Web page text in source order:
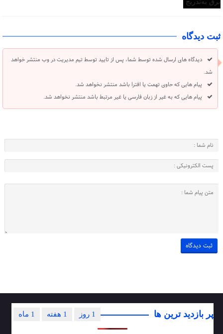
ثبت دیدگاه
دیدگاه های ارسال شده توسط شما، پس از تایید توسط تیم مدیریت در وب منتشر خواهد
شد.
پیام هایی که حاوی تهمت یا افترا باشد منتشر نخواهد شد.
پیام هایی که به غیر از زبان فارسی یا غیر مرتبط باشد منتشر نخواهد شد.
پر بازدید ترین ها 1 ماه 1 هفته 1 روز